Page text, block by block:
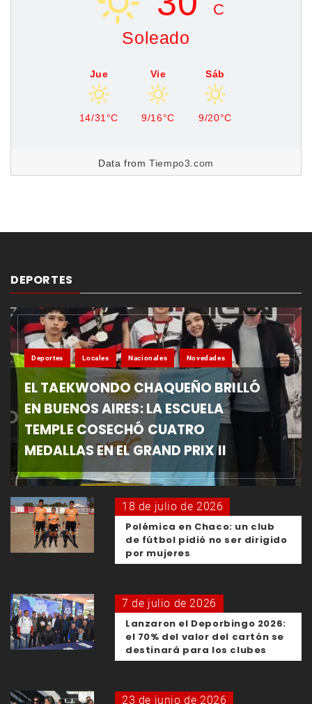
C
Soleado
Jue
14/31°C
Vie
9/16°C
Sáb
9/20°C
Data fromTiempo3.com
DEPORTES
Deportes Locales Nacionales Novedades
EL TAEKWONDO CHAQUEÑO BRILLÓ
EN BUENOS AIRES: LA ESCUELA
TEMPLE COSECHÓ CUATRO
MEDALLAS EN EL GRAND PRIX II
18 de julio de 2026
Polémica en Chaco: un club
de fútbol pidió no ser dirigido
por mujeres
7 de julio de 2026
Lanzaron el Deporbingo 2026:
el 70% del valor del cartón se
destinará para los clubes
23 de junio de 2026